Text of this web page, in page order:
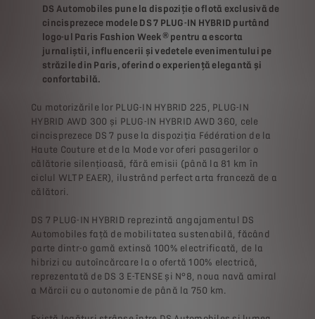
DS Automobiles pune la dispoziție o flotă exclusivă de
cincisprezece modele DS 7 PLUG-IN HYBRID purtând
logo-ul Paris Fashion Week® pentru a escorta
jurnaliștii, influencerii și vedetele evenimentului pe
străzile din Paris, oferind o experiență elegantă și
confortabilă.
Cu motorizările lor PLUG-IN HYBRID 225, PLUG-IN
HYBRID AWD 300 și PLUG-IN HYBRID AWD 360, cele
cincisprezece DS 7 puse la dispoziția Fédération de la
Haute Couture et de la Mode vor oferi pasagerilor o
călătorie silențioasă, fără emisii (până la 81 km în
ciclul WLTP EAER), ilustrând perfect arta franceză de a
călători.
DS 7 PLUG-IN HYBRID reprezintă angajamentul DS
Automobiles față de mobilitatea sustenabilă, făcând
parte dintr-o gamă extinsă 100% electrificată, de la
hibrizi cu autoîncărcare la o ofertă 100% electrică,
reprezentată de DS 3 E-TENSE și N°8, noua navă amiral
a Mărcii cu o autonomie de până la 750 km.